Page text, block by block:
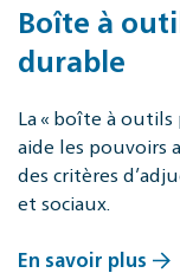
Boîte à
durable
La « boîte à
aide les pouvoirs
des critères
et sociaux.
En savoir plus